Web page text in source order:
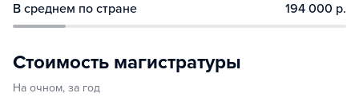
В среднем по стране 194 000 р.
Стоимость магистратуры
На очном, за год